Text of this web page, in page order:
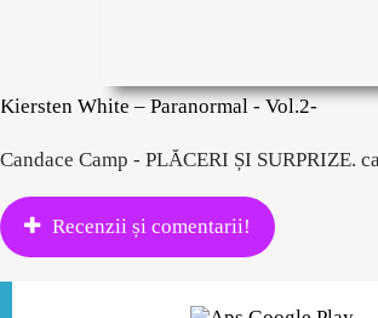
Kiersten White – Paranormal - Vol.2-
Candace Camp - PLĂCERI ȘI SURPRIZE.
Recenzii și comentarii!